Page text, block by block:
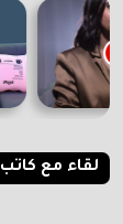
لقاء مع كاتب